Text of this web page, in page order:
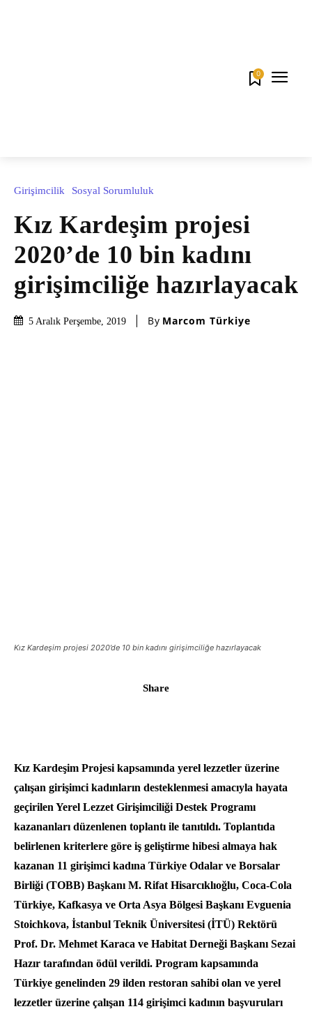
0
Girişimcilik Sosyal Sorumluluk
Kız Kardeşim projesi
2020’de 10 bin kadını
girişimciliğe hazırlayacak
5 Aralık Perşembe, 2019 By Marcom Türkiye
Kız Kardeşim projesi 2020’de 10 bin kadını girişimciliğe hazırlayacak
Share
Kız Kardeşim Projesi kapsamında yerel lezzetler üzerine
çalışan girişimci kadınların desteklenmesi amacıyla hayata
geçirilen Yerel Lezzet Girişimciliği Destek Programı
kazananları düzenlenen toplantı ile tanıtıldı. Toplantıda
belirlenen kriterlere göre iş geliştirme hibesi almaya hak
kazanan 11 girişimci kadına Türkiye Odalar ve Borsalar
Birliği (TOBB) Başkanı M. Rifat Hisarcıklıoğlu, Coca-Cola
Türkiye, Kafkasya ve Orta Asya Bölgesi Başkanı Evguenia
Stoichkova, İstanbul Teknik Üniversitesi (İTÜ) Rektörü
Prof. Dr. Mehmet Karaca ve Habitat Derneği Başkanı Sezai
Hazır tarafından ödül verildi. Program kapsamında
Türkiye genelinden 29 ilden restoran sahibi olan ve yerel
lezzetler üzerine çalışan 114 girişimci kadının başvuruları